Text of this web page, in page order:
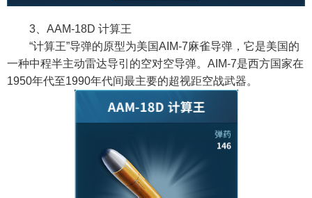
3、AAM-18D 计算王
“计算王”导弹的原型为美国AIM-7麻雀导弹，它是美国的
一种中程半主动雷达导引的空对空导弹。AIM-7是西方国家在
1950年代至1990年代间最主要的超视距空战武器。